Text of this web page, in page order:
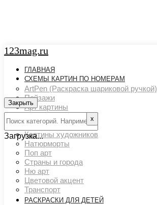
123mag.ru
ГЛАВНАЯ
СХЕМЫ КАРТИН ПО НОМЕРАМ
ArtPen (Раскраска шариковой ручкой)
Пейзажи
Арт картины
Люди
Картины художников
Натюрморты
Поп арт
Страны и города
Ню арт
Цветовой акцент
Транспорт
РАСКРАСКИ ДЛЯ ДЕТЕЙ
Закрыть
х
Загрузка...